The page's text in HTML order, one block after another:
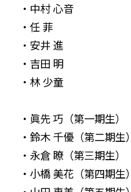
・中村 心音
・任 菲
・安井 進
・吉田 明
・林 少童
・眞先 巧（第一期生）
・鈴木 千優（第二期生）
・永倉 瞭（第三期生）
・小橋 美花（第四期生）